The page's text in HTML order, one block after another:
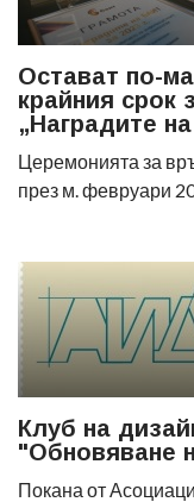
Остават по-
крайния срок
„Наградите
Церемонията за
през м. февруари
Клуб на
"Обновяване
Покана от